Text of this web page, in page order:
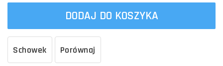
DODAJ DO KOSZYKA
Schowek Porównaj